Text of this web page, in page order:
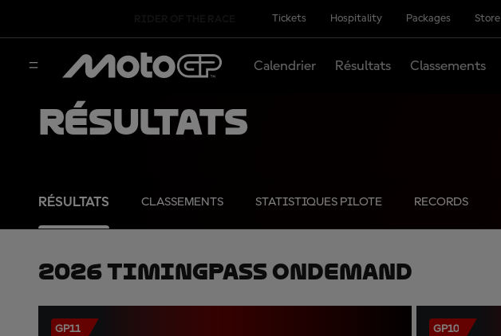
Tickets Hospitality Packages Store
Calendrier Résultats Classements
Résultats
RÉSULTATS CLASSEMENTS STATISTIQUES PILOTE RECORDS
2026 TimingPass OnDemand
GP11 GP10